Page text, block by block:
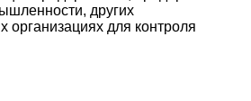
других
организациях для контроля